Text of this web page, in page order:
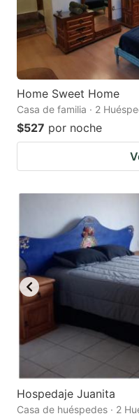
Home Sweet Home
Casa de familia · 2
$527 por noche
Hospedaje Juanita
Casa de huéspedes · 2